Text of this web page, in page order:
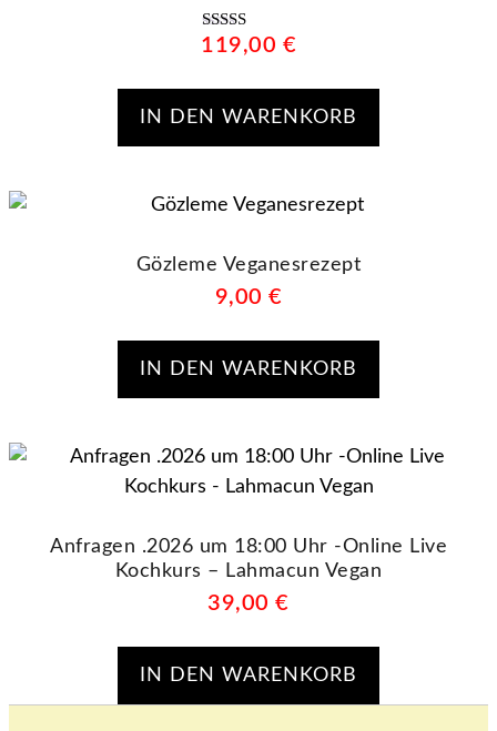
Bewertet mit
5.00
119,00 €
IN DEN WARENKORB
Gözleme Veganesrezept
9,00 €
IN DEN WARENKORB
Anfragen .2026 um 18:00 Uhr -Online Live
Kochkurs – Lahmacun Vegan
39,00€
IN DEN WARENKORB